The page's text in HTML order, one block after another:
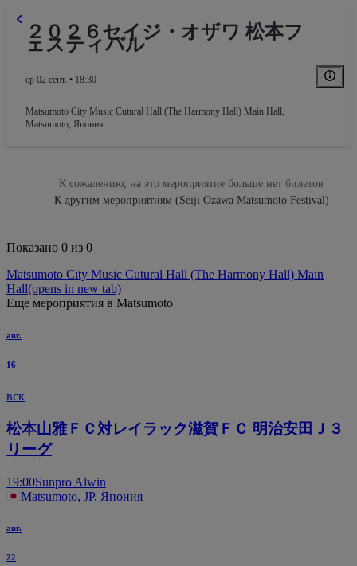
２０２６セイジ・オザワ 松本フ
ェスティバル
ср 02 сент. • 18:30
Matsumoto City Music Cutural Hall (The Harmony Hall) Main Hall,
Matsumoto, Япония
К сожалению, на это мероприятие больше нет билетов
К другим мероприятиям (Seiji Ozawa Matsumoto Festival)
Показано 0 из 0
Matsumoto City Music Cutural Hall (The Harmony Hall) Main
Hall(opens in new tab)
Еще мероприятия в Matsumoto
авг.
16
вск
松本山雅ＦＣ対レイラック滋賀ＦＣ 明治安田Ｊ３
リーグ
19:00Sunpro Alwin
Matsumoto, JP, Япония
авг.
22